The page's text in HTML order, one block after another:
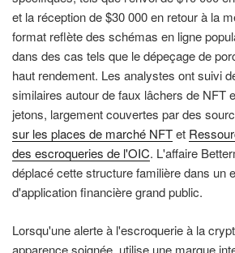
et la réception de $30 000 en retour à la
format reflète des schémas en ligne
dans des cas tels que le dépeçage de
haut rendement. Les analystes ont suivi
similaires autour de faux lâchers de NFT
jetons, largement couvertes par des
sur les places de marché NFTet
des escroqueries de l'OIC. L'affaire
déplacé cette structure familière dans un
d'application financière grand public.
Lorsqu'une alerte à l'escroquerie à la
apparence soignée, utilise une marque